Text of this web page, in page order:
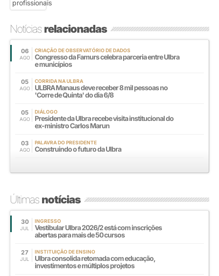
Notíciasrelacionadas
06
AGO
CRIAÇÃO DE OBSERVATÓRIO DE DADOS
Congresso da Famurs celebra parceria entre Ulbra
e municípios
05
AGO
CORRIDA NA ULBRA
ULBRA Manaus deve receber 8 mil pessoas no
'Corre de Quinta' do dia 6/8
05
AGO
DIÁLOGO
Presidente da Ulbra recebe visita institucional do
ex-ministro Carlos Marun
03
AGO
PALAVRA DO PRESIDENTE
Construindo o futuro da Ulbra
Últimasnotícias
30
JUL
INGRESSO
Vestibular Ulbra 2026/2 está com inscrições
abertas para mais de 50 cursos
27
JUL
INSTITUIÇÃO DE ENSINO
Ulbra consolida retomada com educação,
investimentos e múltiplos projetos